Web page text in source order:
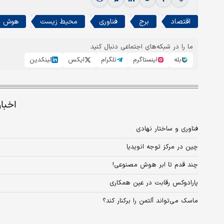
اقتصاد برج فناوری محیط زیست هوش
ما را در شبکه‌های اجتماعی دنبال کنید
بله
اینستاگرم تلگرام ایکس لینکدین
فناوری و ساختار نهادی
چین در مرکز توجه انویدیا
چند قدم تا ابر هوش مصنوعی!
پارادوکس رقابت در عین همکاری
ماسک می‌تواند آلتمن را برکنار کند؟